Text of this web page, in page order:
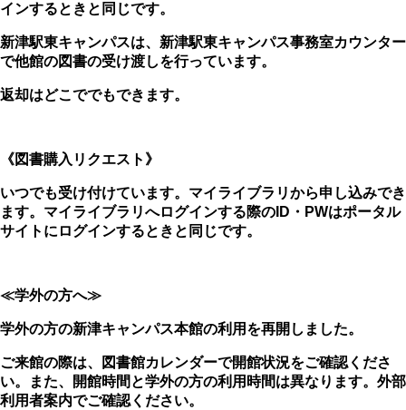
インするときと同じです。
新津駅東キャンパスは、新津駅東キャンパス事務室カウンター
で他館の図書の受け渡しを行っています。
返却はどこででもできます。
《図書購入リクエスト》
いつでも受け付けています。マイライブラリから申し込みでき
ます。マイライブラリへログインする際のID・PWはポータル
サイトにログインするときと同じです。
≪学外の方へ≫
学外の方の新津キャンパス本館の利用を再開しました。
ご来館の際は、図書館カレンダーで開館状況をご確認くださ
い。また、開館時間と学外の方の利用時間は異なります。外部
利用者案内でご確認ください。